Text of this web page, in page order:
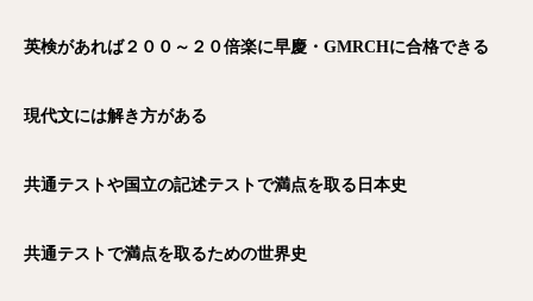
英検があれば２００～２０倍楽に早慶・GMRCHに合格できる
現代文には解き方がある
共通テストや国立の記述テストで満点を取る日本史
共通テストで満点を取るための世界史